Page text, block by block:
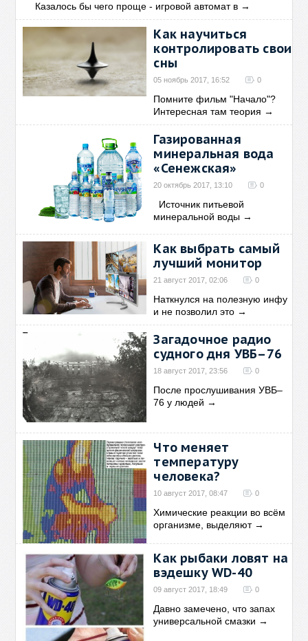
Казалось бы чего проще - игровой автомат в →
Как научиться
контролировать свои
сны
05 ноябрь 2017, 16:52 0
Помните фильм "Начало"?
Интересная там теория →
Газированная
минеральная вода
«Сенежская»
20 октябрь 2017, 13:10 0
Источник питьевой
минеральной воды →
Как выбрать самый
лучший монитор
21 август 2017, 02:06 0
Наткнулся на полезную инфу
и не позволил это →
Загадочное радио
судного дня УВБ–76
18 август 2017, 23:56 0
После прослушивания УВБ–
76 у людей →
Что меняет
температуру
человека?
10 август 2017, 08:47 0
Химические реакции во всём
организме, выделяют→
Как рыбаки ловят на
вэдешку WD-40
09 август 2017, 18:49 0
Давно замечено, что запах
универсальной смазки →